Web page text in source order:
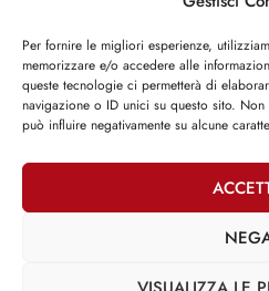
Per fornire le migliori esperienze,
memorizzare e/o accedere alle
queste tecnologie ci permetterà di
navigazione o ID unici su questo sito.
può influire negativamente su alcune
Iscriviti alla
ISCRIVITI
Facebook